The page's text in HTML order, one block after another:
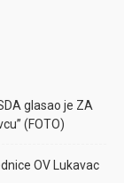
glasao je ZA
(FOTO)
OV Lukavac